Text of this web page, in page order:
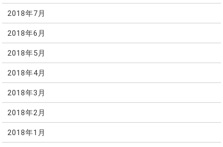
2018年7月
2018年6月
2018年5月
2018年4月
2018年3月
2018年2月
2018年1月